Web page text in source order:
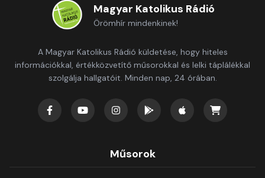
Magyar Katolikus Rádió
Örömhír mindenkinek!
A Magyar Katolikus Rádió küldetése, hogy hiteles
információkkal, értékközvetítő műsorokkal és lelki táplálékkal
szolgálja hallgatóit. Minden nap, 24 órában.
Műsorok